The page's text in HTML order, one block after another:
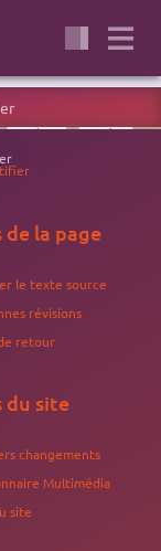
MATÉRIEL
CAMÉRA
permet de
la page
le texte source
révisions
retour
du site
changements
Multimédia
site